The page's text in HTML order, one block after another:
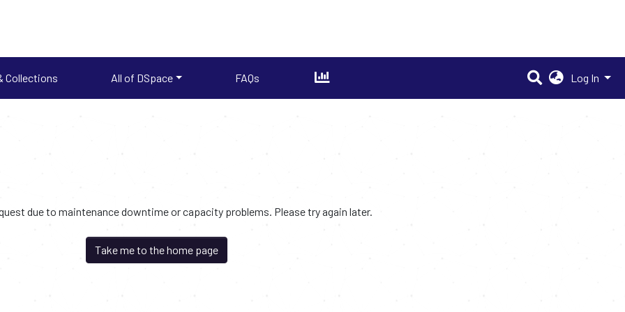
Collections All of DSpace FAQs Log In
due to maintenance downtime or capacity problems. Please try again later.
Take me to the home page